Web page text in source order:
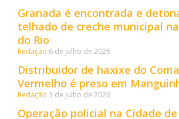
Granada é encontrada e
telhado de creche municipal
do Rio
Redação 6 de julho de 2026
Distribuidor de haxixe do
Vermelho é preso em
Redação 3 de julho de 2026
Operação policial na Cidade de